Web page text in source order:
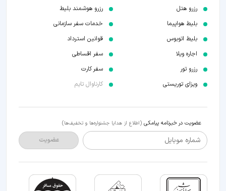
رزرو هتل
بلیط هواپیما
بلیط اتوبوس
اجاره ویلا
رزرو تور
ویزای توریستی
رزرو هوشمند بلیط
خدمات سفر سازمانی
قوانین استرداد
سفر اقساطی
سفر کارت
کارناوال تایم
عضویت در خبرنامه پیامکی (اطلاع از هدایا جشنواره‌ها و تخفیف‌ها)
شماره موبایل عضویت